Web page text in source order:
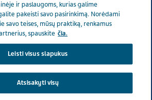
filmas padėjo
nerimą
ir paslaugoms, kurias galime
pakeisti savo pasirinkimą. Norėdami
savo teises, mūsų praktiką, renkamus
spauskite čia.
Leisti visus slapukus
Atsisakyti visų